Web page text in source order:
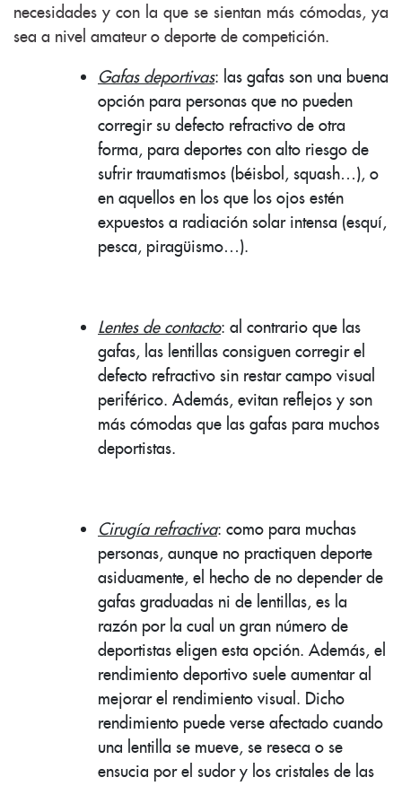
necesidades y con la que se sientan más cómodas, ya
sea a nivel amateur o deporte de competición.
Gafas deportivas: las gafas son una buena
opción para personas que no pueden
corregir su defecto refractivo de otra
forma, para deportes con alto riesgo de
sufrir traumatismos (béisbol, squash…), o
en aquellos en los que los ojos estén
expuestos a radiación solar intensa (esquí,
pesca, piragüismo…).
Lentes de contacto: al contrario que las
gafas, las lentillas consiguen corregir el
defecto refractivo sin restar campo visual
periférico. Además, evitan reflejos y son
más cómodas que las gafas para muchos
deportistas.
Cirugía refractiva: como para muchas
personas, aunque no practiquen deporte
asiduamente, el hecho de no depender de
gafas graduadas ni de lentillas, es la
razón por la cual un gran número de
deportistas eligen esta opción. Además, el
rendimiento deportivo suele aumentar al
mejorar el rendimiento visual. Dicho
rendimiento puede verse afectado cuando
una lentilla se mueve, se reseca o se
ensucia por el sudor y los cristales de las